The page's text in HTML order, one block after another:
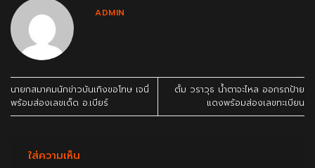
ADMIN
นายกสมาคมนักข่าวบันเทิงขอโทษ เจนี่
พร้อมส่องเลขเด็ด อ.เบียร์
ตั้ม วราวุธ น้ำตาจะไหล ออกรถป้าย
แดงพร้อมส่องเลขทะเบียน
ใส่ความเห็น